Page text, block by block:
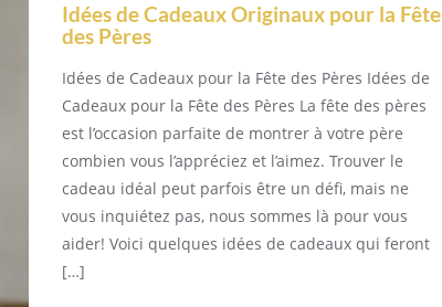
Idées de Cadeaux Originaux pour la Fête
des Pères
Idées de Cadeaux pour la Fête des Pères Idées de
Cadeaux pour la Fête des Pères La fête des pères
est l’occasion parfaite de montrer à votre père
combien vous l’appréciez et l’aimez. Trouver le
cadeau idéal peut parfois être un défi, mais ne
vous inquiétez pas, nous sommes là pour vous
aider! Voici quelques idées de cadeaux qui feront
[…]